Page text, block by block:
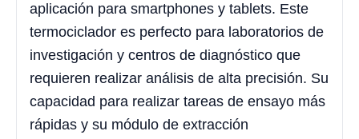
aplicación para smartphones y tablets. Este
termociclador es perfecto para laboratorios de
investigación y centros de diagnóstico que
requieren realizar análisis de alta precisión. Su
capacidad para realizar tareas de ensayo más
rápidas y su módulo de extracción